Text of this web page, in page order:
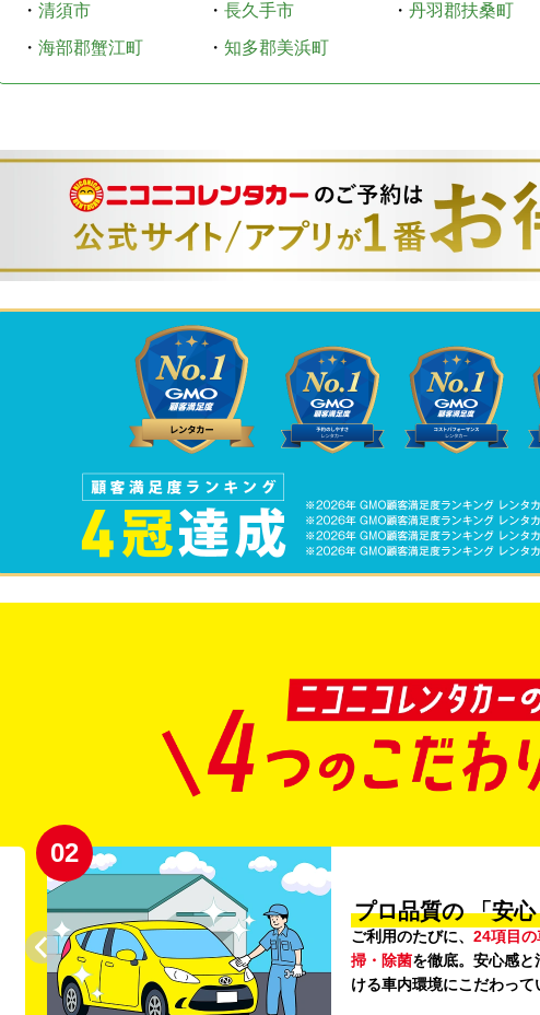
・ 清須市 ・ 長久手市 ・ 丹羽郡扶桑町
・ 海部郡蟹江町 ・ 知多郡美浜町
02
プロ品質の 「安
ご利用のたびに、 24項目
掃・除菌を徹底。安心感
ける車内環境にこだわって